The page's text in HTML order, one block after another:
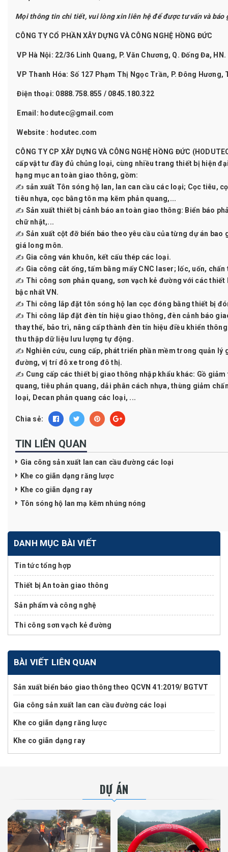
Mọi thông tin chi tiết, vui lòng xin liên hệ để được tư vấn và báo
CÔNG TY CỔ PHẦN XÂY DỰNG VÀ CÔNG NGHỆ HỒNG ĐỨC
VP Hà Nội: 22/36 Linh Quang, P. Văn Chương, Q. Đống Đa, HN.
VP Thanh Hóa: Số 127 Phạm Thị Ngọc Trần, P. Đông Hương,
Điện thoại: 0888.758.855 / 0845.180.322
Email: hodutec@gmail.com
Website : hodutec.com
CÔNG TY CP XÂY DỰNG VÀ CÔNG NGHỆ HỒNG ĐỨC
cấp vật tư đầy đủ chủng loại, cùng nhiều trang thiết bị hiện
hạng mục an toàn giao thông, gồm:
✍ sản xuất Tôn sóng hộ lan, lan can cầu các loại; Cọc tiêu,
tiêu nhựa, cọc bằng tôn mạ kẽm phản quang,...
✍ Sản xuất thiết bị cảnh báo an toàn giao thông: Biển báo
chữ nhật,...
✍ Sản xuất cột đỡ biển báo theo yêu cầu của từng dự án bao
giá long môn.
✍ Gia công ván khuôn, kết cấu thép các loại.
✍ Gia công cắt ống, tấm bằng mấy CNC laser; lốc, uốn,
✍ Thi công sơn phản quang, sơn vạch kẻ đường với các
bậc nhất VN.
✍ Thi công lắp đặt tôn sóng hộ lan cọc đóng bằng thiết bị
✍ Thi công lắp đặt đèn tín hiệu giao thông, đèn cảnh báo
thay thế, bảo trì, nâng cấp thành đèn tín hiệu điều khiển
thu thập dữ liệu lưu lượng tự động.
✍ Nghiên cứu, cung cấp, phát triển phần mềm trong quản lý
đường, vị trí đỗ xe trong đô thị.
✍ Cung cấp các thiết bị giao thông nhập khẩu khác: Gồ giảm
quang, tiêu phản quang, dải phân cách nhựa, thùng giảm
loại, Decan phản quang các loại, ...
Chia sẻ:
TIN LIÊN QUAN
Gia công sản xuất lan can cầu đường các loại
Khe co giãn dạng răng lược
Khe co giãn dạng ray
Tôn sóng hộ lan mạ kẽm nhúng nóng
DANH MỤC BÀI VIẾT
Tin tức tổng hợp
Thiết bị An toàn giao thông
Sản phẩm và công nghệ
Thi công sơn vạch kẻ đường
BÀI VIẾT LIÊN QUAN
Sản xuất biển báo giao thông theo QCVN 41:2019/ BGTVT
Gia công sản xuất lan can cầu đường các loại
Khe co giãn dạng răng lược
Khe co giãn dạng ray
DỰ ÁN